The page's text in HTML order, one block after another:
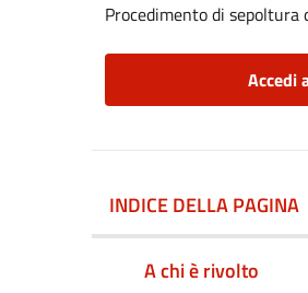
Procedimento di
Accedi
INDICE DELLA PAGINA
A chi è rivolto